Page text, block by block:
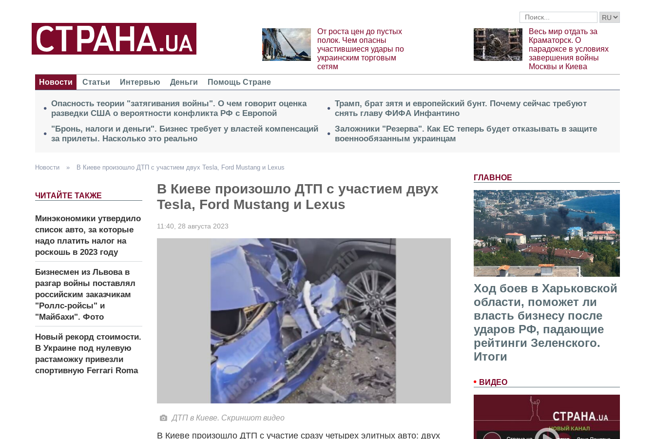
От роста цен до пустых
полок. Чем опасны
участившиеся удары по
украинским торговым
сетям
Весь мир отдать за
Краматорск. О
парадоксе в условиях
завершения войны
Москвы и Киева
Новости
Статьи Интервью Деньги Помощь Стране
Опасность теории "затягивания войны". О чем говорит оценка
разведки США о вероятности конфликта РФ с Европой
"Бронь, налоги и деньги". Бизнес требует у властей компенсаций
за прилеты. Насколько это реально
Трамп, брат зятя и европейский бунт. Почему сейчас требуют
снять главу ФИФА Инфантино
Заложники "Резерва". Как ЕС теперь будет отказывать в защите
военнообязанным украинцам
ГЛАВНОЕ
Ход боев в Харьковской
области, поможет ли
власть бизнесу после
ударов РФ, падающие
рейтинги Зеленского.
Итоги
ВИДЕО
Новости » В Киеве произошло ДТП с участием двух Tesla, Ford Mustang и Lexus
ЧИТАЙТЕ ТАКЖЕ
Минэкономики утвердило
список авто, за которые
надо платить налог на
роскошь в 2023 году
Бизнесмен из Львова в
разгар войны поставлял
российским заказчикам
"Роллс-ройсы" и
"Майбахи". Фото
Новый рекорд стоимости.
В Украине под нулевую
растаможку привезли
спортивную Ferrari Roma
В Киеве произошло ДТП с участием двух
Tesla, Ford Mustang и Lexus
11:40, 28 августа 2023
ДТП в Киеве. Скриншот видео
В Киеве произошло ДТП с участие сразу четырех элитных авто: двух